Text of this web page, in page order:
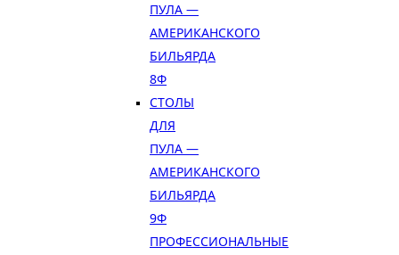
ПУЛА —
АМЕРИКАНСКОГО
БИЛЬЯРДА
8Ф
СТОЛЫ
ДЛЯ
ПУЛА —
АМЕРИКАНСКОГО
БИЛЬЯРДА
9Ф
ПРОФЕССИОНАЛЬНЫЕ